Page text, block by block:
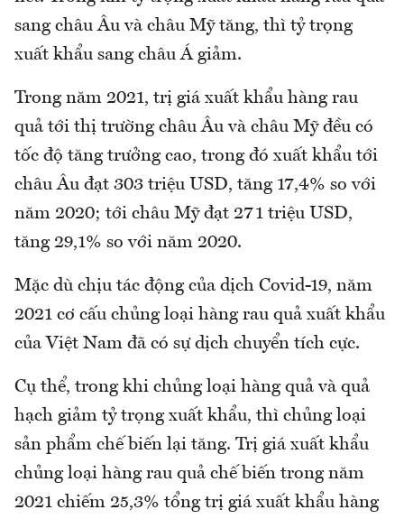
sang châu Âu và châu Mỹ tăng, thì tỷ trọng
xuất khẩu sang châu Á giảm.
Trong năm 2021, trị giá xuất khẩu hàng rau
quả tới thị trường châu Âu và châu Mỹ đều có
tốc độ tăng trưởng cao, trong đó xuất khẩu tới
châu Âu đạt 303 triệu USD, tăng 17,4% so với
năm 2020; tới châu Mỹ đạt 271 triệu USD,
tăng 29,1% so với năm 2020.
Mặc dù chịu tác động của dịch Covid-19, năm
2021 cơ cấu chủng loại hàng rau quả xuất khẩu
của Việt Nam đã có sự dịch chuyển tích cực.
Cụ thể, trong khi chủng loại hàng quả và quả
hạch giảm tỷ trọng xuất khẩu, thì chủng loại
sản phẩm chế biến lại tăng. Trị giá xuất khẩu
chủng loại hàng rau quả chế biến trong năm
2021 chiếm 25,3% tổng trị giá xuất khẩu hàng